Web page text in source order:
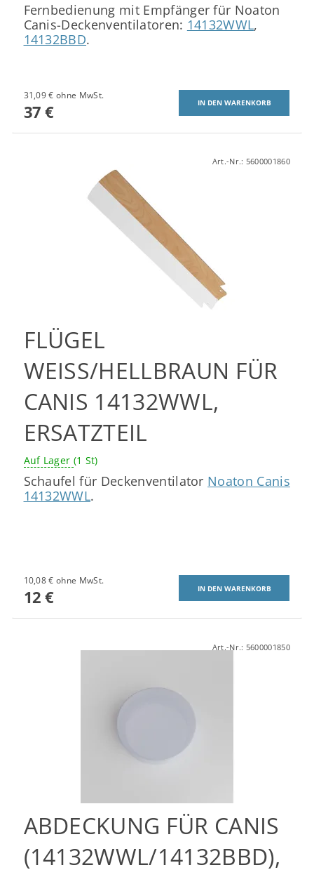
Fernbedienung mit Empfänger für Noaton
Canis-Deckenventilatoren: 14132WWL,
14132BBD.
31,09 € ohne MwSt.
37 €
Art.-Nr.: 5600001860
FLÜGEL
WEISS/HELLBRAUN FÜR C
ANIS 14132WWL, E
RSATZTEIL
Auf Lager (1 St)
Schaufel für Deckenventilator Noaton Canis
14132WWL.
10,08 € ohne MwSt.
12 €
Art.-Nr.: 5600001850
ABDECKUNG FÜR CANIS
(14132WWL/14132BBD),